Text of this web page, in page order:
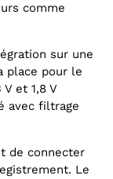
comme
sur une
place pour le
et 1,8 V
avec filtrage
de connecter
Le